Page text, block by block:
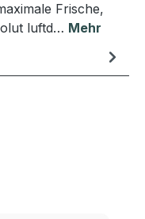
Frische,
luftd… Mehr